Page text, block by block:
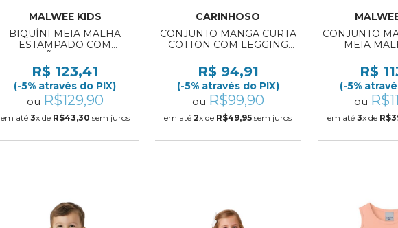
MALWEE KIDS
BIQUÍNI MEIA MALHA
ESTAMPADO COM
PROTEÇÃO UV MALWEE
KIDS REF:1000137747 4/6
R$ 123,41
(-5% através do PIX)
ou R$129,90
em até 3x de R$43,30 sem juros
CARINHOSO
CONJUNTO MANGA CURTA
COTTON COM LEGGING
CARINHOSO
REF:1000139202 1/3
R$ 94,91
(-5% através do PIX)
ou R$99,90
em até2x de R$49,95 sem juros
CONJUNTO
MEIA
BERMUDA
R$
(-5%
ou
em até 3x de